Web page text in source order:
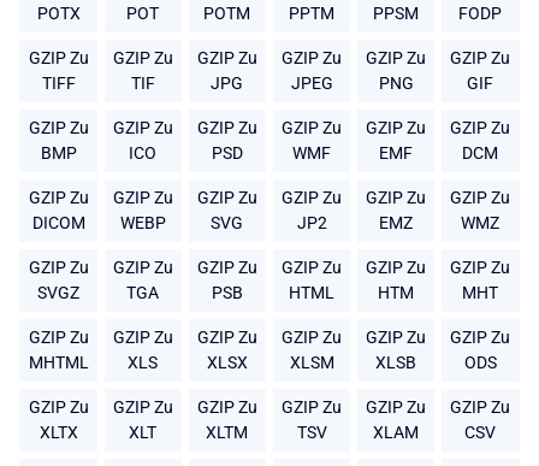
POTX
POT
POTM
PPTM
PPSM
FODP
GZIP Zu
TIFF
GZIP Zu
TIF
GZIP Zu
JPG
GZIP Zu
JPEG
GZIP Zu
PNG
GZIP Zu
GIF
GZIP Zu
BMP
GZIP Zu
ICO
GZIP Zu
PSD
GZIP Zu
WMF
GZIP Zu
EMF
GZIP Zu
DCM
GZIP Zu
DICOM
GZIP Zu
WEBP
GZIP Zu
SVG
GZIP Zu
JP2
GZIP Zu
EMZ
GZIP Zu
WMZ
GZIP Zu
SVGZ
GZIP Zu
TGA
GZIP Zu
PSB
GZIP Zu
HTML
GZIP Zu
HTM
GZIP Zu
MHT
GZIP Zu
MHTML
GZIP Zu
XLS
GZIP Zu
XLSX
GZIP Zu
XLSM
GZIP Zu
XLSB
GZIP Zu
ODS
GZIP Zu
XLTX
GZIP Zu
XLT
GZIP Zu
XLTM
GZIP Zu
TSV
GZIP Zu
XLAM
GZIP Zu
CSV